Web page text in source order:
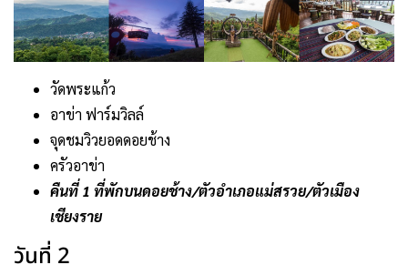
วัดพระแก้ว
อาข่า ฟาร์มวิลล์
จุดชมวิวยอดดอยช้าง
ครัวอาข่า
คืนที่ 1 ที่พักบนดอยช้าง/ตัวอำเภอแม่สรวย/ตัวเมือง
เชียงราย
วันที่ 2